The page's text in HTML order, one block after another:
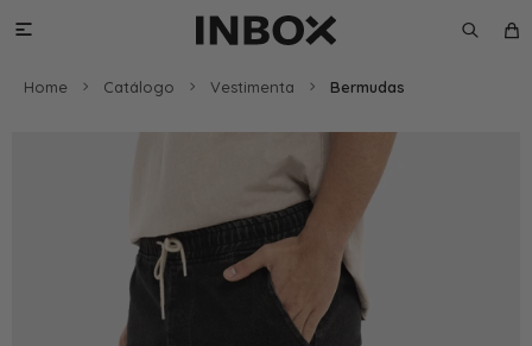

Home Catálogo Vestimenta Bermudas